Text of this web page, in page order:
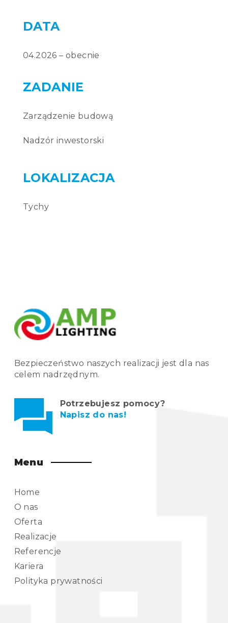
04.2026 – obecnie
Zarządzenie budową
Nadzór inwestorski
Tychy
Bezpieczeństwo naszych realizacji jest dla nas
celem nadrzędnym.
Potrzebujesz pomocy?
Napisz do nas!
Menu
Home
O nas
Oferta
Realizacje
Referencje
Kariera
Polityka prywatności